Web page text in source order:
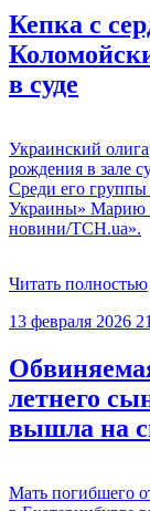
Кепка с
в суде
Украинский
рождения в зале
Среди его
Украины» Марию
новини/ТСН.ua».
Читать полностью
13 февраля 2026
летнего
вышла на
Мать погибшего